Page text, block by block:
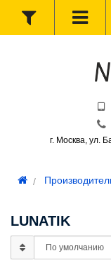
г. Москва, ул.
LUNATIK